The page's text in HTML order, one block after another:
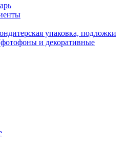
упаковка, подложки
и декоративные